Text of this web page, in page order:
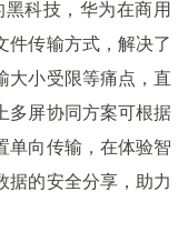
黑科技，华为在商用
件传输方式，解决了
大小受限等痛点，直
多屏协同方案可根据
单向传输，在体验智
据的安全分享，助力